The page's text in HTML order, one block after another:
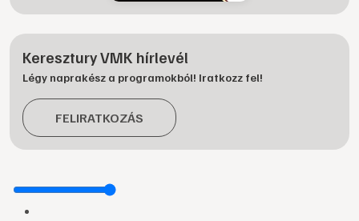
Keresztury VMK hírlevél
Légy naprakész a programokból! Iratkozz fel!
FELIRATKOZÁS